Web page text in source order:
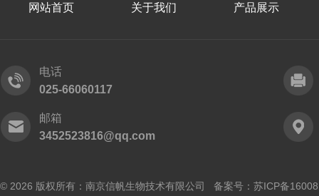
网站首页 关于我们 产品展示
电话
025-66060117
邮箱
3452523816@qq.com
© 2026 版权所有：南京信帆生物技术有限公司 备案号： 苏ICP备